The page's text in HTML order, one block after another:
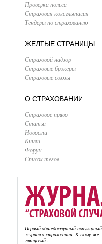
Проверка полиса
Страховая консультация
Тендеры по страхованию
ЖЕЛТЫЕ СТРАНИЦЫ
Страховой надзор
Страховые брокеры
Страховые союзы
О СТРАХОВАНИИ
Страховое право
Статьи
Новости
Книги
Форум
Список тегов
Первый общедоступный популярный
журнал о страховании. К тому же,
глянцевый...